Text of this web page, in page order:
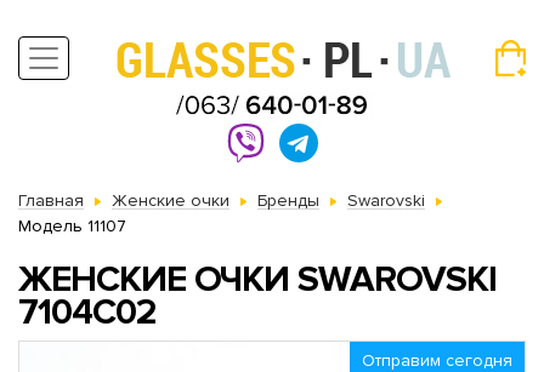
Главная Женские очки Бренды
Swarovski
Модель 11107
ЖЕНСКИЕ ОЧКИ SWAROVSKI
7104C02
Отправим сегодня